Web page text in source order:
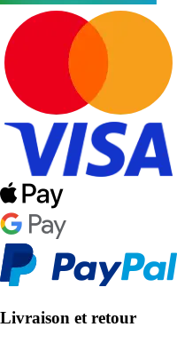
Livraison et retour